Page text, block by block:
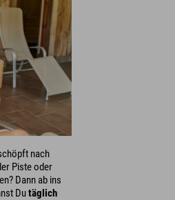
nach
Piste oder
Dann ab ins
Dutäglich